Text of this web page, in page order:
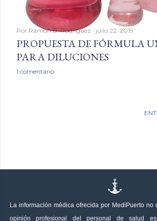
Por Ramón B. Rodríguez julio 22, 2019
PROPUESTA DE FÓRMULA
PARA DILUCIONES
1 comentario
La información médica ofrecida por MediPuerto no
opinión profesional del personal de salud